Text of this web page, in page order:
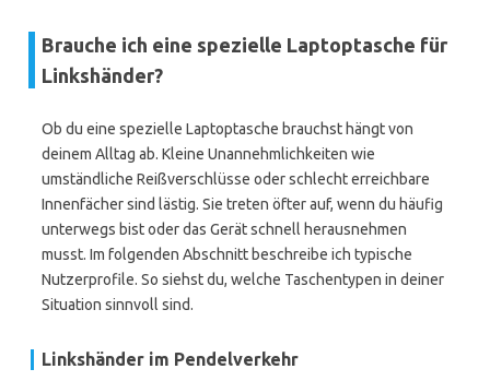
Brauche ich eine spezielle Laptoptasche für
Linkshänder?
Ob du eine spezielle Laptoptasche brauchst hängt von
deinem Alltag ab. Kleine Unannehmlichkeiten wie
umständliche Reißverschlüsse oder schlecht erreichbare
Innenfächer sind lästig. Sie treten öfter auf, wenn du häufig
unterwegs bist oder das Gerät schnell herausnehmen
musst. Im folgenden Abschnitt beschreibe ich typische
Nutzerprofile. So siehst du, welche Taschentypen in deiner
Situation sinnvoll sind.
Linkshänder im Pendelverkehr